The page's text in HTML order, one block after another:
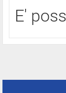
E'